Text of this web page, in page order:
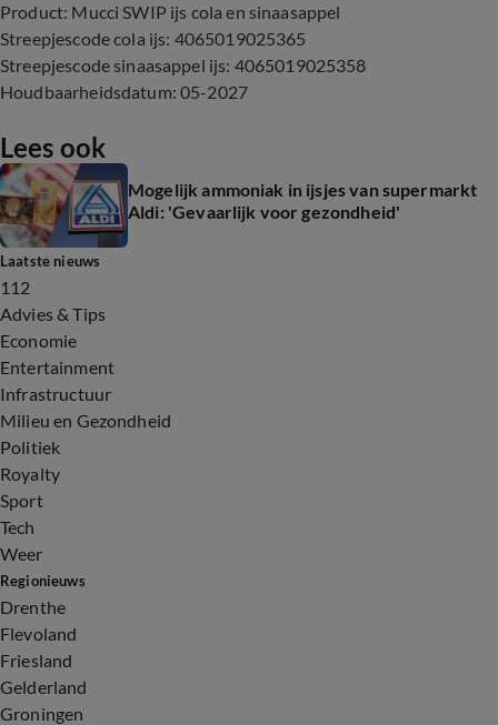
Product: Mucci SWIP ijs cola en sinaasappel
Streepjescode cola ijs: 4065019025365
Streepjescode sinaasappel ijs: 4065019025358
Houdbaarheidsdatum: 05-2027
Lees ook
Mogelijk ammoniak in ijsjes van supermarkt
Aldi: 'Gevaarlijk voor gezondheid'
Laatste nieuws
112
Advies & Tips
Economie
Entertainment
Infrastructuur
Milieu en Gezondheid
Politiek
Royalty
Sport
Tech
Weer
Regionieuws
Drenthe
Flevoland
Friesland
Gelderland
Groningen